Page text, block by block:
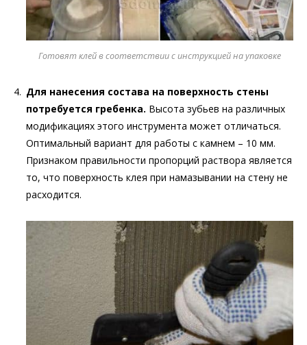
Готовят клей в соответствии с инструкцией на упаковке
Для нанесения состава на поверхность стены
потребуется гребенка. Высота зубьев на различных
модификациях этого инструмента может отличаться.
Оптимальный вариант для работы с камнем – 10 мм.
Признаком правильности пропорций раствора является
то, что поверхность клея при намазывании на стену не
расходится.